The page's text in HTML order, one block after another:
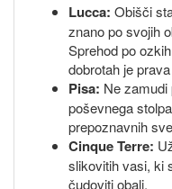
Lucca: Obišči
znano po svojih
Sprehod po
dobrotah je
Pisa: Ne
poševnega
prepoznavnih
Cinque Terre:
slikovitih vasi, ki
čudoviti obali.